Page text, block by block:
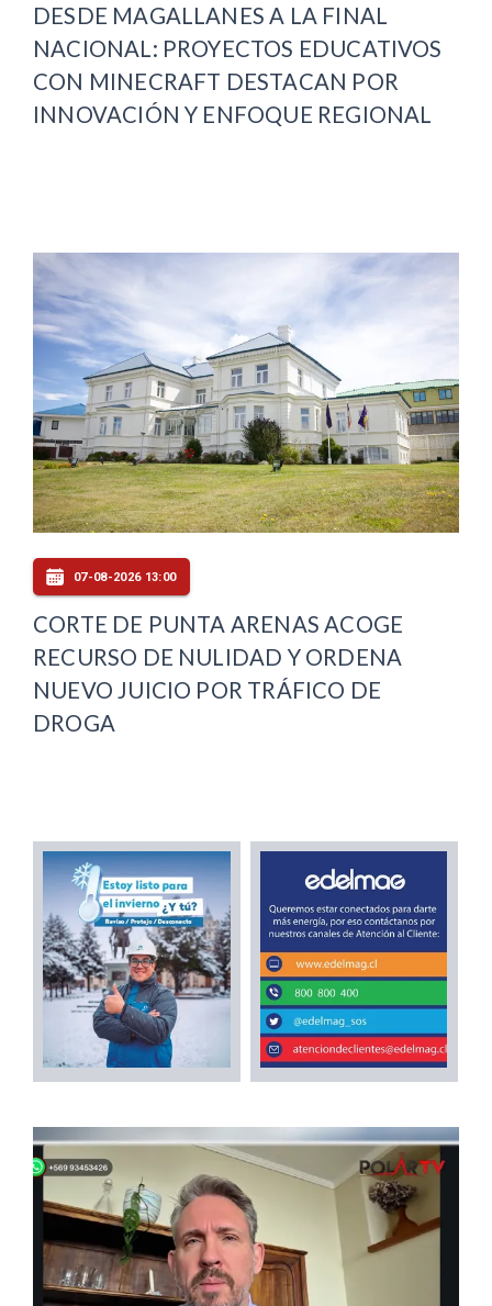
DESDE MAGALLANES A LA FINAL
NACIONAL: PROYECTOS EDUCATIVOS
CON MINECRAFT DESTACAN POR
INNOVACIÓN Y ENFOQUE REGIONAL
07-08-2026 13:00
CORTE DE PUNTA ARENAS ACOGE
RECURSO DE NULIDAD Y ORDENA
NUEVO JUICIO POR TRÁFICO DE
DROGA